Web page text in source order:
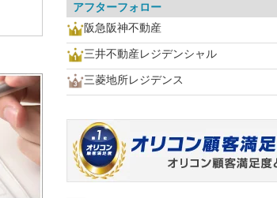
アフターフォロー
阪急阪神不動産
三井不動産レジデンシャル
三菱地所レジデンス